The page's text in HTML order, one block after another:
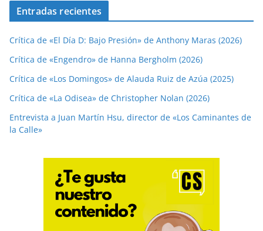
Entradas recientes
Crítica de «El Día D: Bajo Presión» de Anthony Maras (2026)
Crítica de «Engendro» de Hanna Bergholm (2026)
Crítica de «Los Domingos» de Alauda Ruiz de Azúa (2025)
Crítica de «La Odisea» de Christopher Nolan (2026)
Entrevista a Juan Martín Hsu, director de «Los Caminantes de
la Calle»